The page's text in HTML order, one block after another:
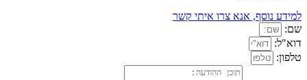
למידע נוסף, אנא צרו איתי קשר
שם:
דוא"ל:
טלפון: